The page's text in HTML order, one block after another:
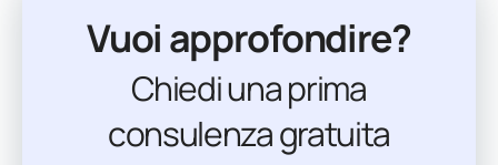
Vuoi approfondire?
Chiedi una prima
consulenza gratuita